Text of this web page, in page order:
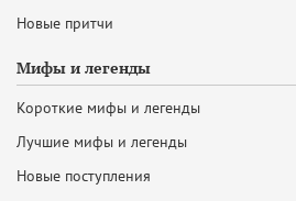
Новые притчи
Мифы и легенды
Короткие мифы и легенды
Лучшие мифы и легенды
Новые поступления